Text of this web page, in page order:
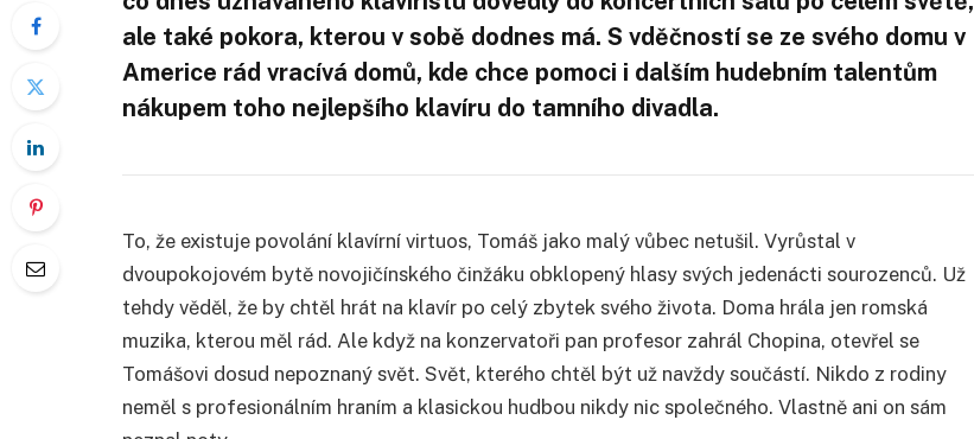
ale také pokora, kterou v sobě dodnes má. S vděčností se ze svého domu v
Americe rád vracívá domů, kde chce pomoci i dalším hudebním talentům
nákupem toho nejlepšího klavíru do tamního divadla.
To, že existuje povolání klavírní virtuos, Tomáš jako malý vůbec netušil. Vyrůstal v
dvoupokojovém bytě novojičínského činžáku obklopený hlasy svých jedenácti sourozenců. Už
tehdy věděl, že by chtěl hrát na klavír po celý zbytek svého života. Doma hrála jen romská
muzika, kterou měl rád. Ale když na konzervatoři pan profesor zahrál Chopina, otevřel se
Tomášovi dosud nepoznaný svět. Svět, kterého chtěl být už navždy součástí. Nikdo z rodiny
neměl s profesionálním hraním a klasickou hudbou nikdy nic společného. Vlastně ani on sám